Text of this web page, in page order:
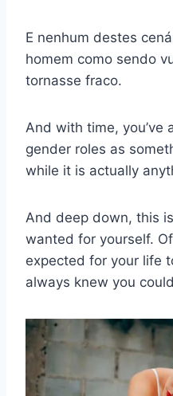
E nenhum destes
homem como sendo
tornasse fraco.
And with time, you’ve
gender roles as
while it is actually
And deep down, this
wanted for yourself.
expected for your life
always knew you